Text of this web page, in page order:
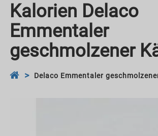
Kalorien Delaco
Emmentaler
geschmolzener
Delaco Emmentaler